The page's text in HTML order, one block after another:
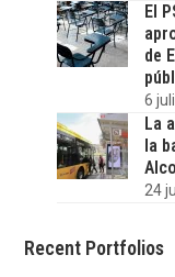
El
de
6
La
la
24
Recent Portfolios